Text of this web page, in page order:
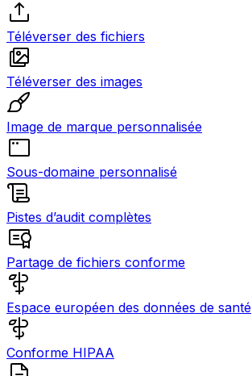
Téléverser des fichiers
Téléverser des images
Image de marque personnalisée
Sous-domaine personnalisé
Pistes d’audit complètes
Partage de fichiers conforme
Espace européen des données de santé
Conforme HIPAA